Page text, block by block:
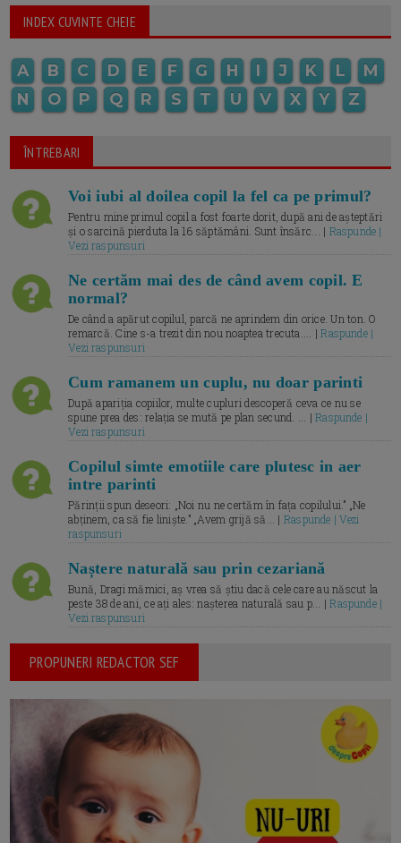
INDEX CUVINTE CHEIE
A B C D E F G H I J K L
M
N
O P Q R S T U V X Y Z
ÎNTREBARI
Voi iubi al doilea copil la fel ca pe primul?
Pentru mine primul copil a fost foarte dorit, după ani de așteptări
și o sarcină pierduta la 16 săptămâni. Sunt însărc... | Raspunde |
Vezi raspunsuri
Ne certăm mai des de când avem copil. E
normal?
De când a apărut copilul, parcă ne aprindem din orice. Un ton. O
remarcă. Cine s-a trezit din nou noaptea trecuta.... |Raspunde |
Vezi raspunsuri
Cum ramanem un cuplu, nu doar parinti
După apariția copiilor, multe cupluri descoperă ceva ce nu se
spune prea des: relația se mută pe plan secund. ... |Raspunde |
Vezi raspunsuri
Copilul simte emotiile care plutesc in aer
intre parinti
Părinții spun deseori: „Noi nu ne certăm în fața copilului.” „Ne
abținem, ca să fie liniște.” „Avem grijă să... | Raspunde | Vezi
raspunsuri
Naștere naturală sau prin cezariană
Bună, Dragi mămici, aș vrea să știu dacă cele care au născut la
peste 38 de ani, ce ați ales: nașterea naturală sau p... |Raspunde |
Vezi raspunsuri
PROPUNERI REDACTOR SEF